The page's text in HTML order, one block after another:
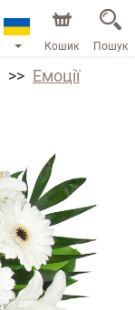
Кошик Пошук
Емоції